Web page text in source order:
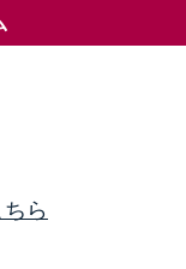
ちら